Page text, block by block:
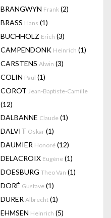
BRANGWYN Frank (2)
BRASS Hans (1)
BUCHHOLZ Erich (3)
CAMPENDONK Heinrich (1)
CARSTENS Alwin (3)
COLIN Paul (1)
COROT Jean-Baptiste-Camille
(12)
DALBANNE Claude (1)
DALVIT Oskar (1)
DAUMIER Honoré (12)
DELACROIX Eugène (1)
DOESBURG Theo Van (1)
DORÉ Gustave (1)
DURER Albrecht (1)
EHMSEN Heinrich (5)